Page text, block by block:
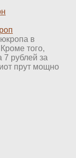
в
того,
7 рублей за
прут мощно